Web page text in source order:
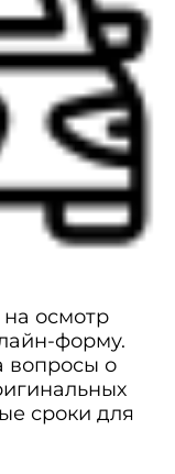
осмотр
форму.
вопросы о
сроки для